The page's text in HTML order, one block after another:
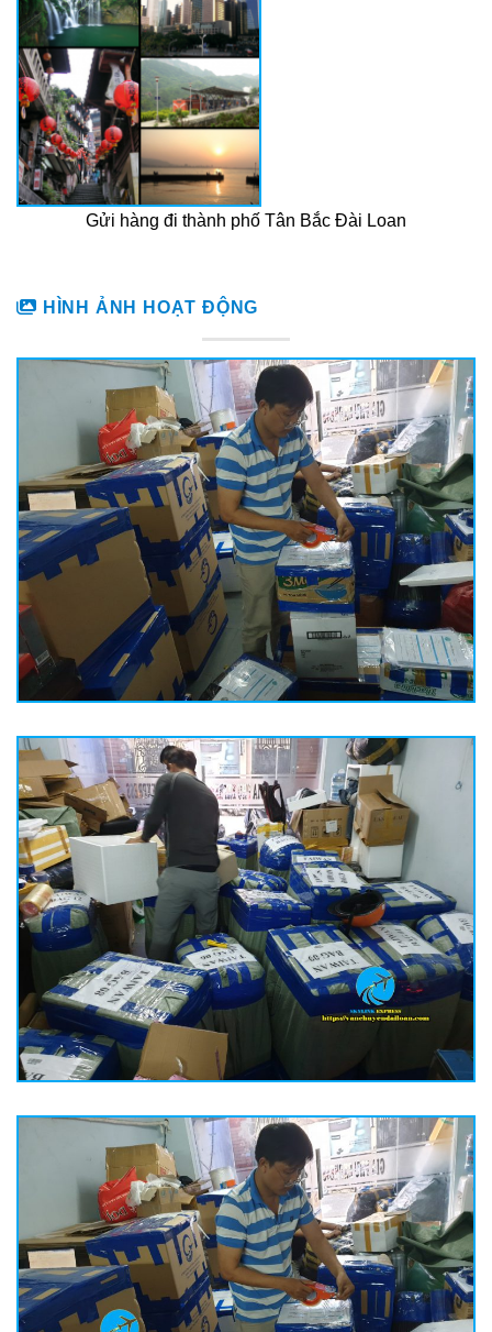
Gửi hàng đi thành phố Tân Bắc Đài Loan
HÌNH ẢNH HOẠT ĐỘNG